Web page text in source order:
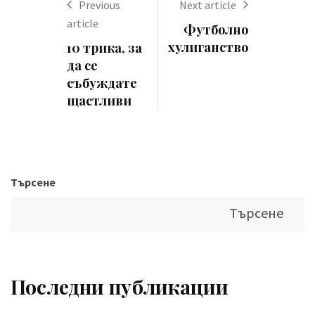
Previous
article
10 трика, за
да се
събуждате
щастливи
Next article
Футболно
хулиганство
Търсене
Търсене
Последни публикации